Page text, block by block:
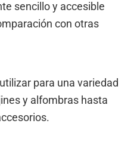
sencillo y accesible
con otras
para una variedad
y alfombras hasta